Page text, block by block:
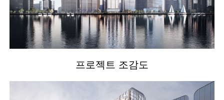
프로젝트 조감도